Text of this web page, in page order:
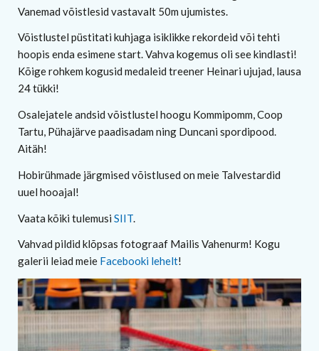
Vanemad võistlesid vastavalt 50m ujumistes.
Võistlustel püstitati kuhjaga isiklikke rekordeid või tehti
hoopis enda esimene start. Vahva kogemus oli see kindlasti!
Kõige rohkem kogusid medaleid treener Heinari ujujad, lausa
24 tükki!
Osalejatele andsid võistlustel hoogu Kommipomm, Coop
Tartu, Pühajärve paadisadam ning Duncani spordipood.
Aitäh!
Hobirühmade järgmised võistlused on meie Talvestardid
uuel hooajal!
Vaata kõiki tulemusi SIIT.
Vahvad pildid klõpsas fotograaf Mailis Vahenurm! Kogu
galerii leiad meie Facebooki lehelt!